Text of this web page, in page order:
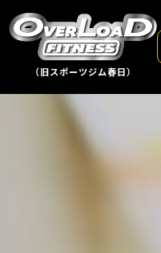
（旧スポーツジム春日）